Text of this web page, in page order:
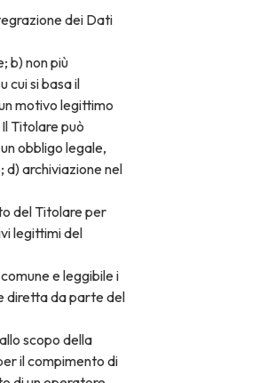
dei Dati
b) non più
cui si basa il
motivo legittimo
Titolare può
obbligo legale,
d) archiviazione nel
del Titolare per
legittimi del
e leggibile i
diretta da parte del
scopo della
il compimento di